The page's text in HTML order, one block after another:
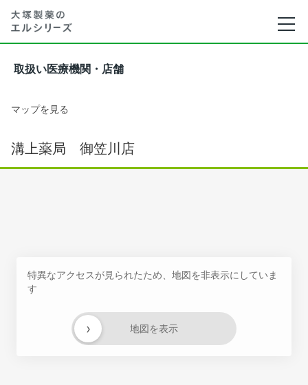
取扱い医療機関・店舗
マップを見る
溝上薬局 御笠川店
特異なアクセスが見られたため、地図を非表示にしていま
す
地図を表示
›